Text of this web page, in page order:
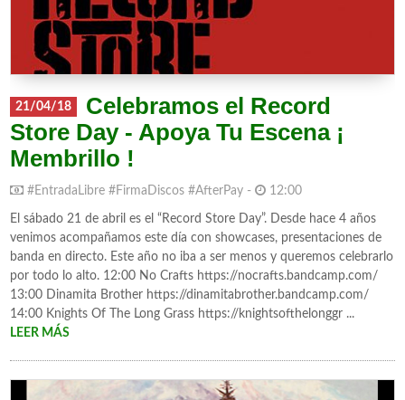
21/04/18
Celebramos el Record
Store Day - Apoya Tu Escena ¡
Membrillo !
#EntradaLibre #FirmaDiscos #AfterPay - 12:00
El sábado 21 de abril es el “Record Store Day”. Desde hace 4 años
venimos acompañamos este día con showcases, presentaciones de
banda en directo. Este año no iba a ser menos y queremos celebrarlo
por todo lo alto. 12:00 No Crafts https://nocrafts.bandcamp.com/
13:00 Dinamita Brother https://dinamitabrother.bandcamp.com/
14:00 Knights Of The Long Grass https://knightsofthelonggr ...
LEER MÁS